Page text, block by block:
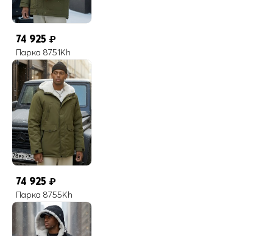
74 925 ₽
Парка 8751Kh
74 925 ₽
Парка 8755Kh